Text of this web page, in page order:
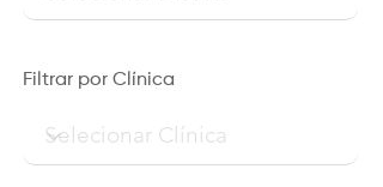
Filtrar por Clínica